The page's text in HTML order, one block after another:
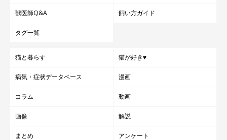
獣医師Q&A 飼い方ガイド
タグ一覧
猫と暮らす 猫が好き♥
病気・症状データベース 漫画
コラム 動画
画像 解説
まとめ アンケート